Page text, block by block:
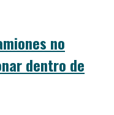
no
dentro de